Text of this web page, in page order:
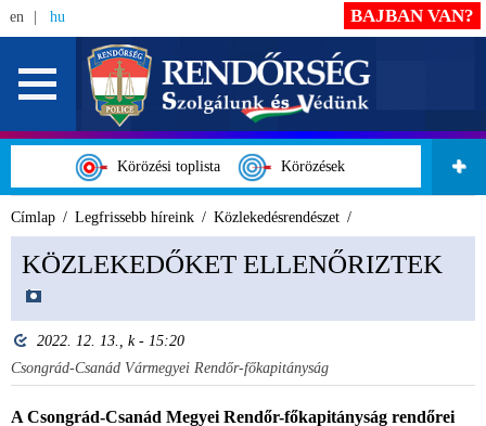
en hu
Körözési toplista Körözések
BAJBAN VAN?
Címlap Legfrissebb híreink Közlekedésrendészet
KÖZLEKEDŐKET ELLENŐRIZTEK
2022. 12. 13., k - 15:20
Csongrád-Csanád Vármegyei Rendőr-főkapitányság
A Csongrád-Csanád Megyei Rendőr-főkapitányság rendőrei